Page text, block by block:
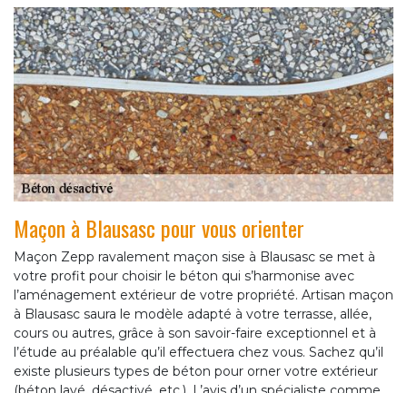
Maçon à Blausasc pour vous orienter
Maçon Zepp ravalement maçon sise à Blausasc se met à
votre profit pour choisir le béton qui s’harmonise avec
l’aménagement extérieur de votre propriété. Artisan maçon
à Blausasc saura le modèle adapté à votre terrasse, allée,
cours ou autres, grâce à son savoir-faire exceptionnel et à
l’étude au préalable qu’il effectuera chez vous. Sachez qu’il
existe plusieurs types de béton pour orner votre extérieur